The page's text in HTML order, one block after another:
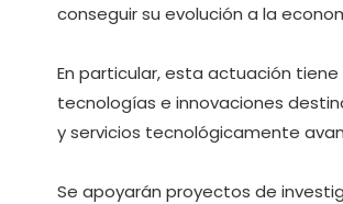
conseguir su evolución a la
En particular, esta actuación
tecnologías e innovaciones
y servicios tecnológicamente
Se apoyarán proyectos de